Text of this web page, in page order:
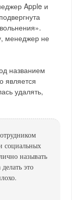
Apple и
менеджер не
названием
является
удалять,
социальных
называть
это